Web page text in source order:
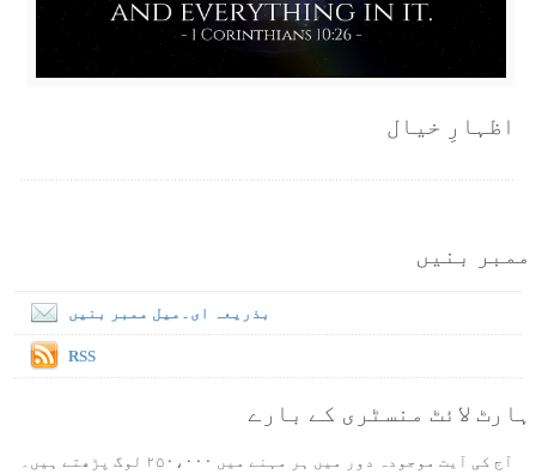
اظہارِ خیال
ممبر بنیں
بذریعہ ای۔میل ممبر بنیں
RSS
ہارٹ لائٹ منسٹری کے بارے
آج کی آیت موجودہ دور میں ہر مہنے میں ۲۵۰،۰۰۰ لوگ پڑھتے ہیں۔